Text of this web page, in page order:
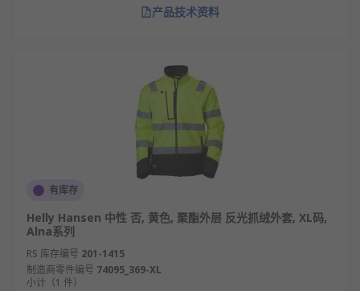
产品技术资料
有库存
Helly Hansen 中性 否, 黄色, 聚酯外层 反光抓绒外套, XL码,
Alna系列
RS 库存编号 201-1415
制造商零件编号 74095_369-XL
小计（1 件）